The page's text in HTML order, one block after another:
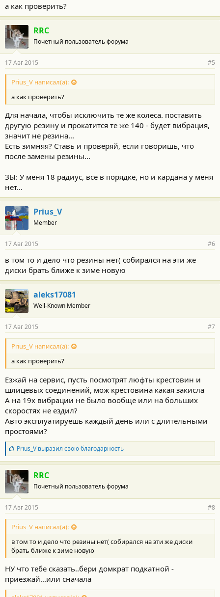
а как проверить?
RRC
Почетный пользователь форума
17 Авг 2015 #5
Prius_V написал(а):
а как проверить?
Для начала, чтобы исключить те же колеса. поставить
другую резину и прокатится те же 140 - будет вибрация,
значит не резина...
Есть зимняя? Ставь и проверяй, если говоришь, что
после замены резины...
ЗЫ: У меня 18 радиус, все в порядке, но и кардана у меня
нет...
Prius_V
Member
17 Авг 2015 #6
в том то и дело что резины нет( собирался на эти же
диски брать ближе к зиме новую
aleks17081
Well-Known Member
17 Авг 2015 #7
Prius_V написал(а):
а как проверить?
Езжай на сервис, пусть посмотрят люфты крестовин и
шлицевых соединений, мож крестовина какая закисла
А на 19х вибрации не было вообще или на больших
скоростях не ездил?
Авто эксплуатируешь каждый день или с длительными
простоями?
Б
л
а
г
о
д
а
н
о
с
и
:
Prius_Vвыразил свою благодарность
RRC
Почетный пользователь форума
17 Авг 2015 #8
Prius_V написал(а):
в том то и дело что резины нет( собирался на эти же диски
брать ближе к зиме новую
НУ что тебе сказать..бери домкрат подкатной -
приезжай...или сначала